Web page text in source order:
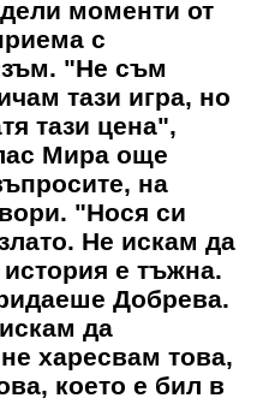
моменти от
с
"Не съм
тази игра, но
тази цена",
Мира още
на
"Нося си
Не искам да
е тъжна.
Добрева.
да
харесвам това,
което е бил в